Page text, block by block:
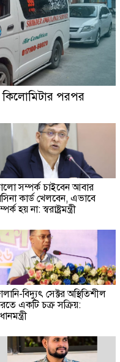
কিলোমিটার পরপর
সম্পর্ক চাইবেন আবার
কার্ড খেলবেন, এভাবে
হয় না: স্বরাষ্ট্রমন্ত্রী
বিদ্যুৎ সেক্টর অস্থিতিশীল
একটি চক্র সক্রিয়: